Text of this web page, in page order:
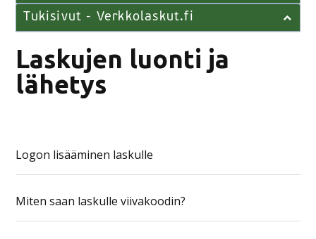
Tukisivut - Verkkolaskut.fi
Laskujen luonti ja
lähetys
Logon lisääminen laskulle
Miten saan laskulle viivakoodin?